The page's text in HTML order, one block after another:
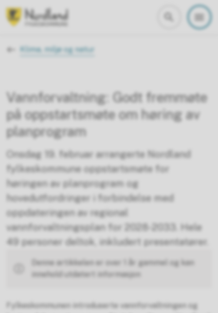
Du er her:
Klima, miljø og natur
Vannforvaltning: Godt fremmøte
på oppstartsmøte om høring av
planprogram
Onsdag 19. februar arrangerte Nordland
fylkeskommune oppstartsmøte for
høringen av planprogram og
hovedutfordringer i forbindelse med
oppdateringen av regional
vannforvaltningsplan for 2028-2033. Hele
49 personer deltok, inkludert presentatører.
Denne artikkelen er over 1 år gammel og kan
innehold utdatert informasjon
Fylkeskommunen introduserte vannforvaltningen og